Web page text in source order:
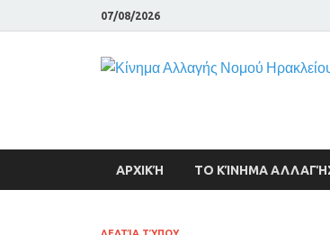
07/08/2026
ΑΡΧΙΚΉ ΤΟ ΚΊΝΗΜΑ